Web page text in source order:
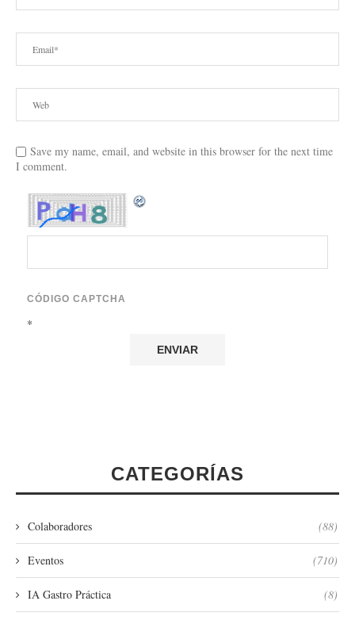
Save my name, email, and website in this browser for the next time
I comment.
CÓDIGO CAPTCHA
*
CATEGORÍAS
Colaboradores (88)
Eventos (710)
IA Gastro Práctica (8)